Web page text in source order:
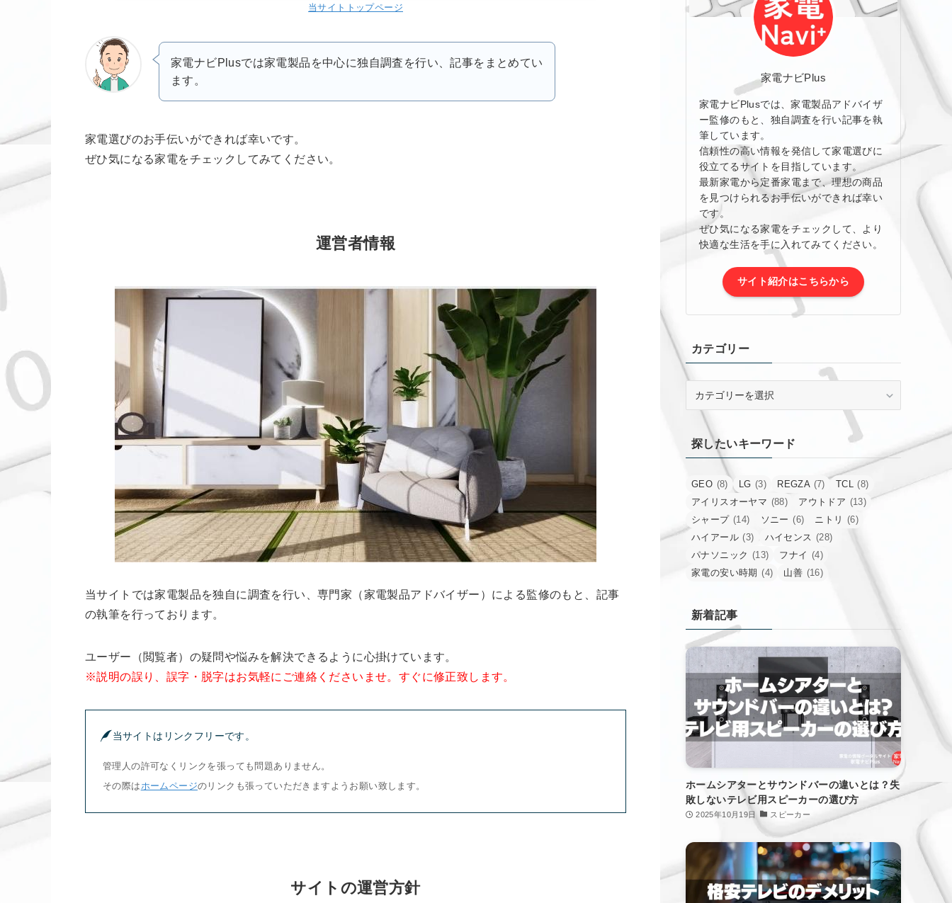
当サイトトップページ
家電ナビPlusでは家電製品を中心に独自調査を行い、記事をまとめてい
ます。
家電選びのお手伝いができれば幸いです。
ぜひ気になる家電をチェックしてみてください。
運営者情報
当サイトでは家電製品を独自に調査を行い、専門家（家電製品アドバイザー）による監修のもと、記事
の執筆を行っております。
ユーザー（閲覧者）の疑問や悩みを解決できるように心掛けています。
※説明の誤り、誤字・脱字はお気軽にご連絡くださいませ。すぐに修正致します。
当サイトはリンクフリーです。
管理人の許可なくリンクを張っても問題ありません。
その際は ホームページのリンクも張っていただきますようお願い致します。
サイトの運営方針
家電ナビPlus
家電ナビPlusでは、家電製品アドバイザ
ー監修のもと、独自調査を行い記事を執
筆しています。
信頼性の高い情報を発信して家電選びに
役立てるサイトを目指しています。
最新家電から定番家電まで、理想の商品
を見つけられるお手伝いができれば幸い
です。
ぜひ気になる家電をチェックして、より
快適な生活を手に入れてみてください。
サイト紹介はこちらから
カテゴリー
ー
探したいキーワード
GEO (8) LG (3) REGZA (7) TCL (8)
アイリスオーヤマ (88) アウトドア (13)
シャープ (14) ソニー (6) ニトリ (6)
ハイアール (3) ハイセンス (28)
パナソニック (13) フナイ (4)
家電の安い時期 (4) 山善 (16)
新着記事
ホームシアターとサウンドバーの違いとは？失
敗しないテレビ用スピーカーの選び方
2025年10月19日 スピーカー